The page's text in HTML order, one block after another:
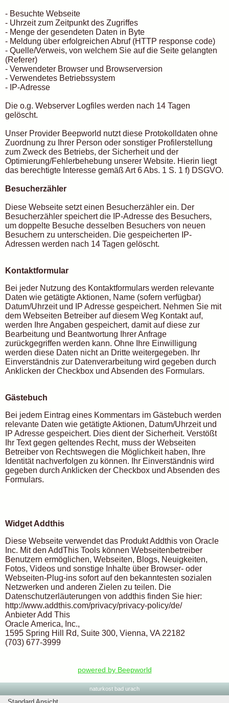
- Besuchte Webseite
- Uhrzeit zum Zeitpunkt des Zugriffes
- Menge der gesendeten Daten in Byte
- Meldung über erfolgreichen Abruf (HTTP response code)
- Quelle/Verweis, von welchem Sie auf die Seite gelangten
(Referer)
- Verwendeter Browser und Browserversion
- Verwendetes Betriebssystem
- IP-Adresse
Die o.g. Webserver Logfiles werden nach 14 Tagen
gelöscht.
Unser Provider Beepworld nutzt diese Protokolldaten ohne
Zuordnung zu Ihrer Person oder sonstiger Profilerstellung
zum Zweck des Betriebs, der Sicherheit und der
Optimierung/Fehlerbehebung unserer Website. Hierin liegt
das berechtigte Interesse gemäß Art 6 Abs. 1 S. 1 f) DSGVO.
Besucherzähler
Diese Webseite setzt einen Besucherzähler ein. Der
Besucherzähler speichert die IP-Adresse des Besuchers,
um doppelte Besuche desselben Besuchers von neuen
Besuchern zu unterscheiden. Die gespeicherten IP-
Adressen werden nach 14 Tagen gelöscht.
Kontaktformular
Bei jeder Nutzung des Kontaktformulars werden relevante
Daten wie getätigte Aktionen, Name (sofern verfügbar)
Datum/Uhrzeit und IP Adresse gespeichert. Nehmen Sie mit
dem Webseiten Betreiber auf diesem Weg Kontakt auf,
werden Ihre Angaben gespeichert, damit auf diese zur
Bearbeitung und Beantwortung Ihrer Anfrage
zurückgegriffen werden kann. Ohne Ihre Einwilligung
werden diese Daten nicht an Dritte weitergegeben. Ihr
Einverständnis zur Datenverarbeitung wird gegeben durch
Anklicken der Checkbox und Absenden des Formulars.
Gästebuch
Bei jedem Eintrag eines Kommentars im Gästebuch werden
relevante Daten wie getätigte Aktionen, Datum/Uhrzeit und
IP Adresse gespeichert. Dies dient der Sicherheit. Verstößt
Ihr Text gegen geltendes Recht, muss der Webseiten
Betreiber von Rechtswegen die Möglichkeit haben, Ihre
Identität nachverfolgen zu können. Ihr Einverständnis wird
gegeben durch Anklicken der Checkbox und Absenden des
Formulars.
Widget Addthis
Diese Webseite verwendet das Produkt Addthis von Oracle
Inc. Mit den AddThis Tools können Webseitenbetreiber
Benutzern ermöglichen, Webseiten, Blogs, Neuigkeiten,
Fotos, Videos und sonstige Inhalte über Browser- oder
Webseiten-Plug-ins sofort auf den bekanntesten sozialen
Netzwerken und anderen Zielen zu teilen. Die
Datenschutzerläuterungen von addthis finden Sie hier:
http://www.addthis.com/privacy/privacy-policy/de/
Anbieter Add This
Oracle America, Inc.,
1595 Spring Hill Rd, Suite 300, Vienna, VA 22182
(703) 677-3999
powered by Beepworld
naturkost bad urach